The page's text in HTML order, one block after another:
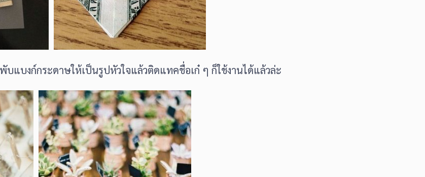
บแบงก์กระดาษให้เป็นรูปหัวใจแล้วติดแทคชื่อเก๋ ๆ ก็ใช้งานได้แล้วล่ะ